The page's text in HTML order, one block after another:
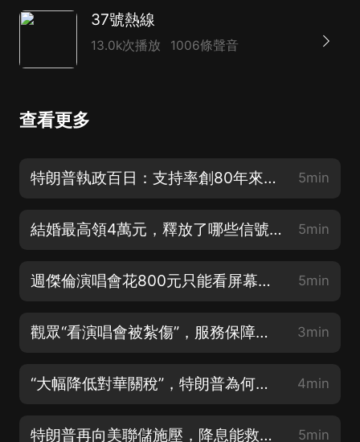
處理關稅問題，什麼話術都是空話。 ▲資料圖：美國總
統特朗普在華盛頓白宮出席活動。圖/新華社 “各種因素導
稅問題時表示，對中國商品征收的高關稅將“大幅下降”，
中美關系將緩和，並表示對華高關稅不可持續。 4月23
願打，也不怕打。打，奉陪到底；談，大門敞開。如...
37號熱線
13.0k次播放 1006條聲音
查看更多
特朗普執政百日：支持率創80年來新低，在混亂與內耗中動蕩不休 5min
結婚最高領4萬元，釋放了哪些信號？ 5min
週傑倫演唱會花800元只能看屏幕，你會買單嗎？ 5min
觀眾“看演唱會被紮傷”，服務保障去哪兒了？ 3min
“大幅降低對華關稅”，特朗普為何轉變態度？ 4min
特朗普再向美聯儲施壓，降息能救美國經濟嗎？ 5min